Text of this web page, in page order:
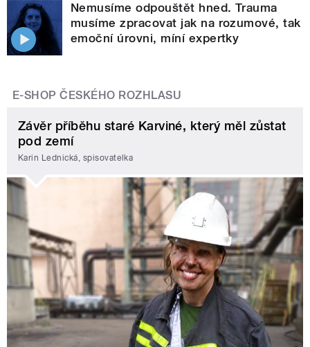
Nemusíme odpouštět hned. Trauma
musíme zpracovat jak na rozumové, tak
emoční úrovni, míní expertky
E-SHOP ČESKÉHO ROZHLASU
Závěr příběhu staré Karviné, který měl zůstat
pod zemí
Karin Lednická, spisovatelka